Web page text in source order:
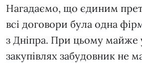
Нагадаємо, що єдиним
всі договори була одна
з Дніпра. При цьому майже
закупівлях забудовник не